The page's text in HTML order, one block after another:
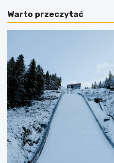
Warto przeczytać